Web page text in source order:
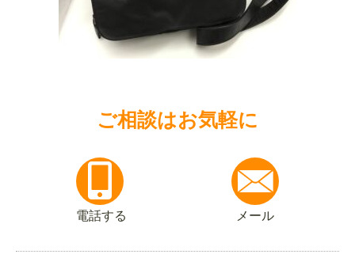
ご相談はお気軽に
電話する メール